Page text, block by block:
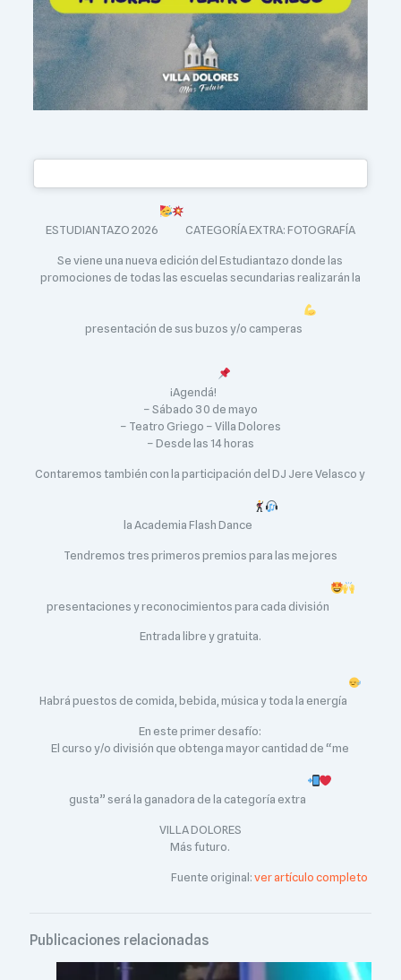
ESTUDIANTAZO 2026 CATEGORÍA EXTRA: FOTOGRAFÍA
Se viene una nueva edición del Estudiantazo donde las
promociones de todas las escuelas secundarias realizarán la
presentación de sus buzos y/o camperas
¡Agendá!
– Sábado 30 de mayo
– Teatro Griego – Villa Dolores
– Desde las 14 horas
Contaremos también con la participación del DJ Jere Velasco y
la Academia Flash Dance
Tendremos tres primeros premios para las mejores
presentaciones y reconocimientos para cada división
Entrada libre y gratuita.
Habrá puestos de comida, bebida, música y toda la energía
En este primer desafío:
El curso y/o división que obtenga mayor cantidad de “me
gusta” será la ganadora de la categoría extra
VILLA DOLORES
Más futuro.
Fuente original:ver artículo completo
Publicaciones relacionadas